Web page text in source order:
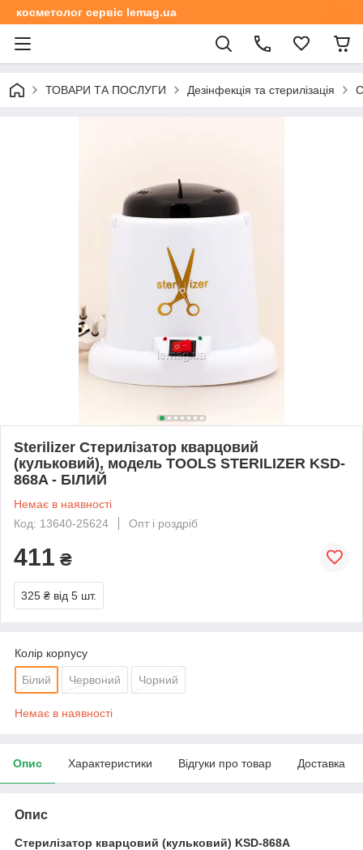
косметолог сервіс lemag.ua
ТОВАРИ ТА ПОСЛУГИ Дезінфекція та стерилізація
Sterilizer Стерилізатор кварцовий
(кульковий), модель TOOLS STERILIZER KSD-
868A - БІЛИЙ
Немає в наявності
Код: 13640-25624
Опт і роздріб
411 ₴
325 ₴ від 5 шт.
Колір корпусу
Білий Червоний Чорний
Немає в наявності
Опис Характеристики Відгуки про товар Доставка
Опис
Стерилізатор кварцовий (кульковий) KSD-868A